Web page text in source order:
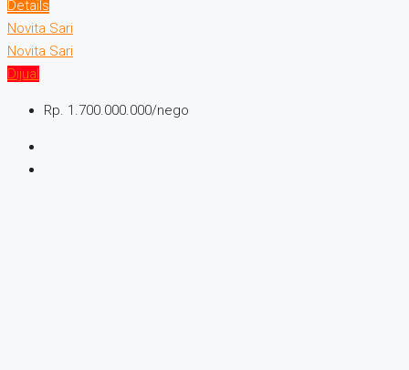
Details
Novita Sari
Novita Sari
Dijual
Rp. 1.700.000.000/nego